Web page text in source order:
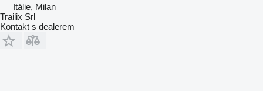
Itálie, Milan
Trailix Srl
Kontakt s dealerem